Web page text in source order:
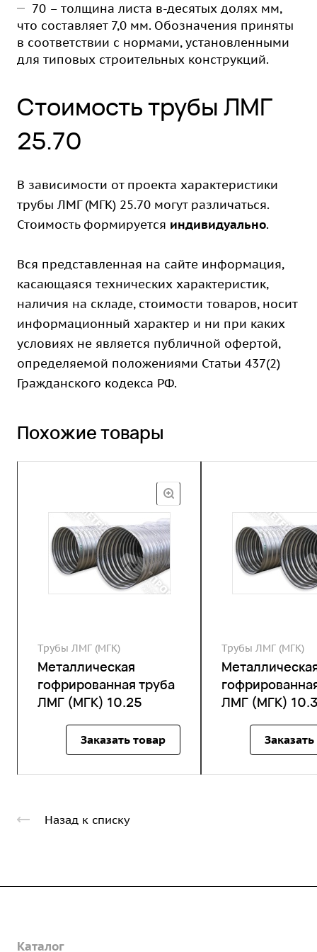
70 – толщина листа в-десятых долях мм,
что составляет 7,0 мм. Обозначения приняты
в соответствии с нормами, установленными
для типовых строительных конструкций.
Стоимость трубы ЛМГ
25.70
В зависимости от проекта характеристики
трубы ЛМГ (МГК) 25.70 могут различаться.
Стоимость формируется индивидуально.
Вся представленная на сайте информация,
касающаяся технических характеристик,
наличия на складе, стоимости товаров, носит
информационный характер и ни при каких
условиях не является публичной офертой,
определяемой положениями Статьи 437(2)
Гражданского кодекса РФ.
Похожие товары
Трубы ЛМГ (МГК)
Металлическая
гофрированная труба
ЛМГ (МГК) 10.25
Заказать товар
Трубы ЛМГ (МГК)
ЛМГ (МГК)
Назад к списку
О предприятии
Каталог